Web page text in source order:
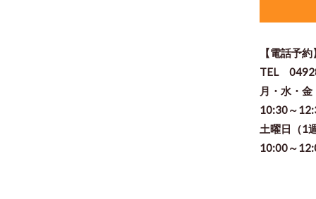
【電話予約
TEL
月・水・
10:30～
土曜日（1
10:00～